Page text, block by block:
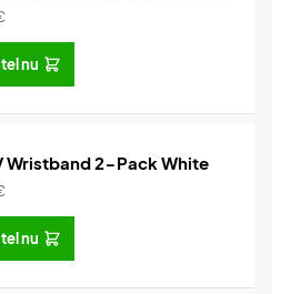
nu
Wristband 2-Pack White
nu